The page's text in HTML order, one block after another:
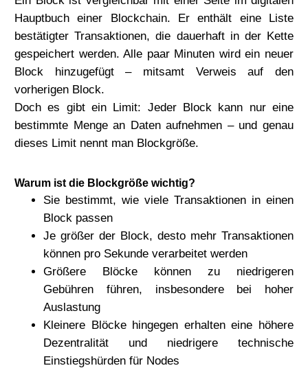
Hauptbuch einer Blockchain. Er enthält eine Liste
bestätigter Transaktionen, die dauerhaft in der Kette
gespeichert werden. Alle paar Minuten wird ein neuer
Block hinzugefügt – mitsamt Verweis auf den
vorherigen Block.
Doch es gibt ein Limit: Jeder Block kann nur eine
bestimmte Menge an Daten aufnehmen – und genau
dieses Limit nennt man Blockgröße.
Warum ist die Blockgröße wichtig?
Sie bestimmt, wie viele Transaktionen in einen
Block passen
Je größer der Block, desto mehr Transaktionen
können pro Sekunde verarbeitet werden
Größere Blöcke können zu niedrigeren
Gebühren führen, insbesondere bei hoher
Auslastung
Kleinere Blöcke hingegen erhalten eine höhere
Dezentralität und niedrigere technische
Einstiegshürden für Nodes